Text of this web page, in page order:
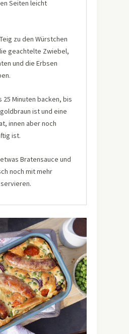
Seiten leicht
zu den Würstchen
geachtelte Zwiebel,
und die Erbsen
25 Minuten backen, bis
ist und eine
innen aber noch
ist.
Bratensauce und
noch mit mehr